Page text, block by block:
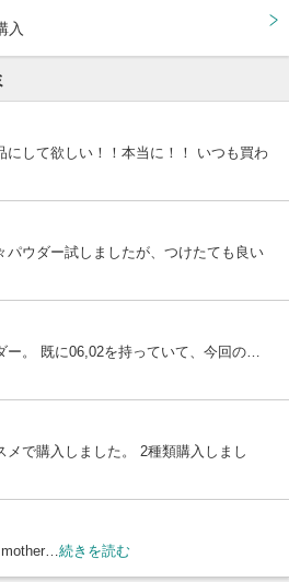
入
にして欲しい！！本当に！！ いつも買わ
パウダー試しましたが、つけたても良い
ー。 既に06,02を持っていて、今回の…
メで購入しました。 2種類購入しまし
続きを読む